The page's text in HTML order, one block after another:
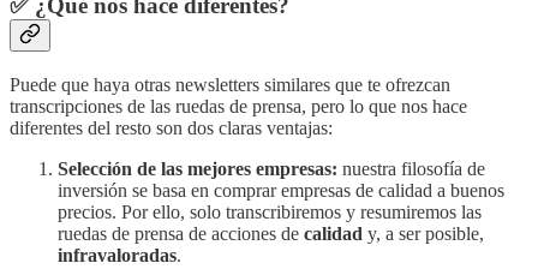
✅ ¿Qué nos hace diferentes?
Puede que haya otras newsletters similares que te ofrezcan
transcripciones de las ruedas de prensa, pero lo que nos hace
diferentes del resto son dos claras ventajas:
Selección de las mejores empresas: nuestra filosofía de
inversión se basa en comprar empresas de calidad a buenos
precios. Por ello, solo transcribiremos y resumiremos las
ruedas de prensa de acciones de calidad y, a ser posible,
infravaloradas.